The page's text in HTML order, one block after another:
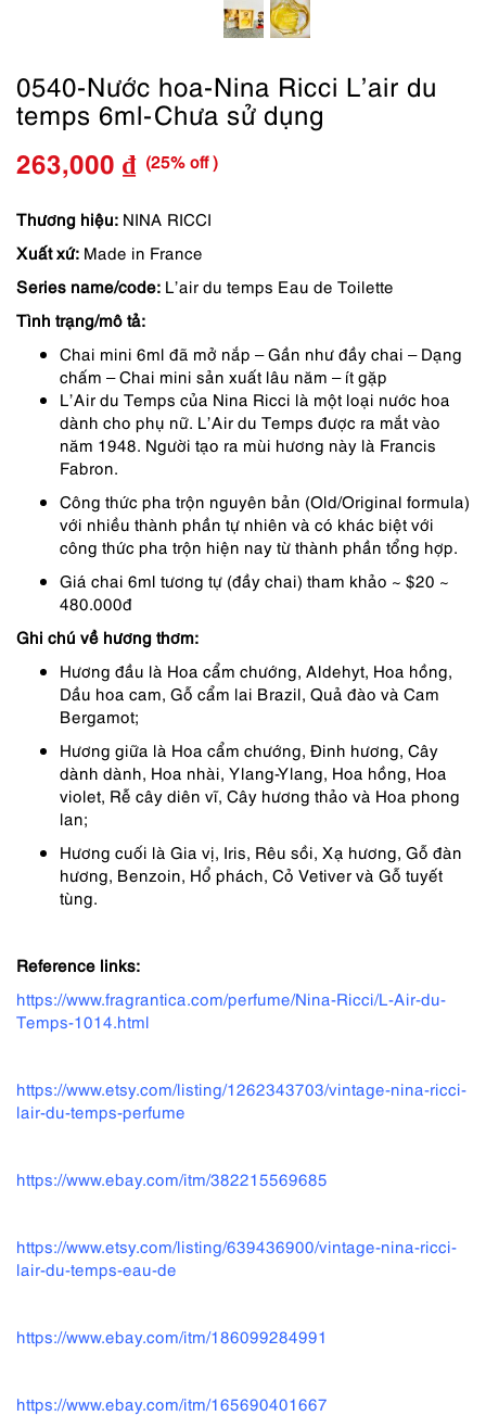
0540-Nước hoa-Nina Ricci L’air du
temps 6ml-Chưa sử dụng
Giá
gốc
là:
350,000 ₫.
263,000 ₫
Giá
hiện
tại
là:
263,000 ₫.
(25% off )
Thương hiệu: NINA RICCI
Xuất xứ: Made in France
Series name/code: L’air du temps Eau de Toilette
Tình trạng/mô tả:
Chai mini 6ml đã mở nắp – Gần như đầy chai – Dạng
chấm – Chai mini sản xuất lâu năm – ít gặp
L’Air du Temps của Nina Ricci là một loại nước hoa
dành cho phụ nữ. L’Air du Temps được ra mắt vào
năm 1948. Người tạo ra mùi hương này là Francis
Fabron.
Công thức pha trộn nguyên bản (Old/Original formula)
với nhiều thành phần tự nhiên và có khác biệt với
công thức pha trộn hiện nay từ thành phần tổng hợp.
Giá chai 6ml tương tự (đầy chai) tham khảo ~ $20 ~
480.000đ
Ghi chú về hương thơm:
Hương đầu là Hoa cẩm chướng, Aldehyt, Hoa hồng,
Dầu hoa cam, Gỗ cẩm lai Brazil, Quả đào và Cam
Bergamot;
Hương giữa là Hoa cẩm chướng, Đinh hương, Cây
dành dành, Hoa nhài, Ylang-Ylang, Hoa hồng, Hoa
violet, Rễ cây diên vĩ, Cây hương thảo và Hoa phong
lan;
Hương cuối là Gia vị, Iris, Rêu sồi, Xạ hương, Gỗ đàn
hương, Benzoin, Hổ phách, Cỏ Vetiver và Gỗ tuyết
tùng.
Reference links:
https://www.fragrantica.com/perfume/Nina-Ricci/L-Air-du-
Temps-1014.html
https://www.etsy.com/listing/1262343703/vintage-nina-ricci-
lair-du-temps-perfume
https://www.ebay.com/itm/382215569685
https://www.etsy.com/listing/639436900/vintage-nina-ricci-
lair-du-temps-eau-de
https://www.ebay.com/itm/186099284991
https://www.ebay.com/itm/165690401667